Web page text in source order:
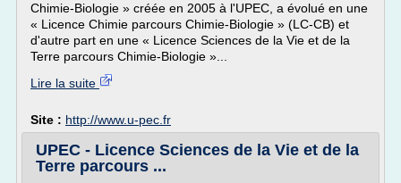
Chimie-Biologie » créée en 2005 à l'UPEC, a évolué en une
« Licence Chimie parcours Chimie-Biologie » (LC-CB) et
d'autre part en une « Licence Sciences de la Vie et de la
Terre parcours Chimie-Biologie »...
Lire la suite
Site : http://www.u-pec.fr
UPEC - Licence Sciences de la Vie et de la
Terre parcours ...